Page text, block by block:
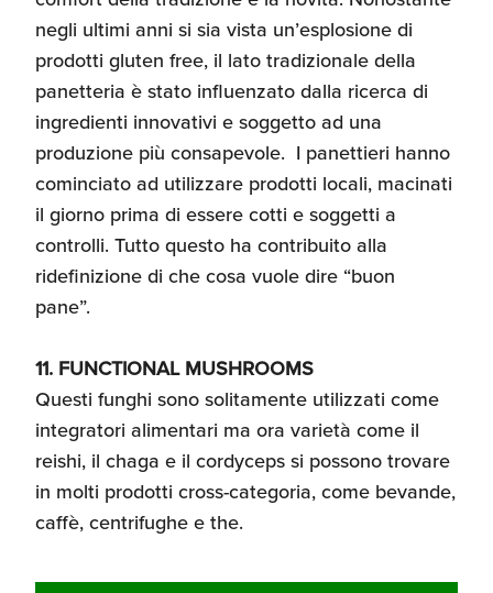
negli ultimi anni si sia vista un’esplosione di
prodotti gluten free, il lato tradizionale della
panetteria è stato influenzato dalla ricerca di
ingredienti innovativi e soggetto ad una
produzione più consapevole. I panettieri hanno
cominciato ad utilizzare prodotti locali, macinati
il giorno prima di essere cotti e soggetti a
controlli. Tutto questo ha contribuito alla
ridefinizione di che cosa vuole dire “buon
pane”.
11. FUNCTIONAL MUSHROOMS
Questi funghi sono solitamente utilizzati come
integratori alimentari ma ora varietà come il
reishi, il chaga e il cordyceps si possono trovare
in molti prodotti cross-categoria, come bevande,
caffè, centrifughe e the.